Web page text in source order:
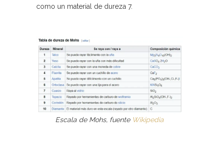
como un material de dureza 7.
Escala de Mohs, fuente Wikipedia